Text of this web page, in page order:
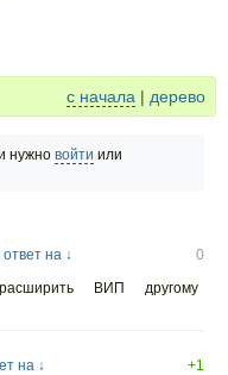
с начала | дерево
нужно войти или
ответ на ↓
0
ВИП другому
на ↓
+1